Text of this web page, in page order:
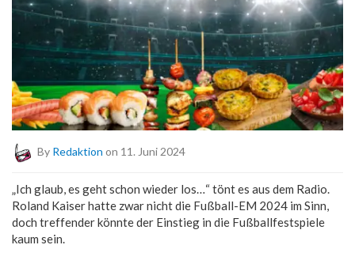
By Redaktion on 11. Juni 2024
„Ich glaub, es geht schon wieder los…“ tönt es aus dem Radio.
Roland Kaiser hatte zwar nicht die Fußball-EM 2024 im Sinn,
doch treffender könnte der Einstieg in die Fußballfestspiele
kaum sein.